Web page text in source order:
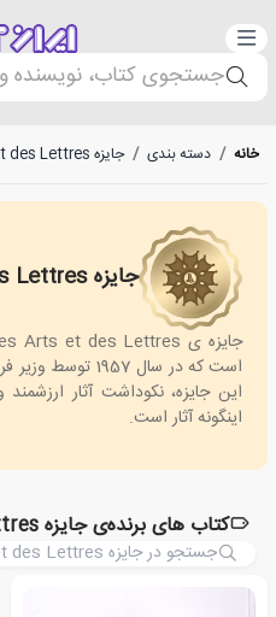
دسته‌بندی
جستجوی کتاب، نویسنده
خانه / دسته بندی / جایزه Ordre des Arts et des Lettres
جایزه Ordre des Arts et des Lettres
et des Lettres
است که در سال
این جایزه، نکوداشت آثار
اینگونه آثار است.
کتاب های برنده‌ی جایزه Ordre des Arts et des Lettres